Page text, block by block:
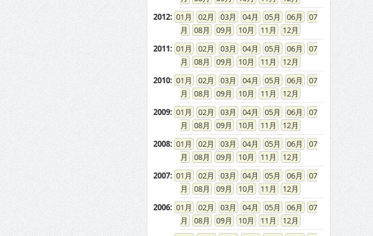
2012: 01 02 03 04 05 06
07
08
09 10 11
12
2011: 01 02 03 04 05 06
07
08
09 10 11
12
2010: 01 02 03 04 05 06
07
08
09 10 11
12
2009: 01 02 03 04 05 06
07
08
09 10 11
12
2008: 01 02 03 04 05 06
07
08
09 10 11
12
2007: 01 02 03 04 05 06
07
08
09 10 11
12
2006: 01 02 03 04 05 06
07
08
09 10 11
12